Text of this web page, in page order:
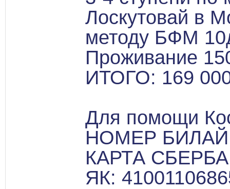
Лоскутовай в
методу БФМ
Проживание
ИТОГО: 169
Для помощи
НОМЕР
КАРТА
ЯК: